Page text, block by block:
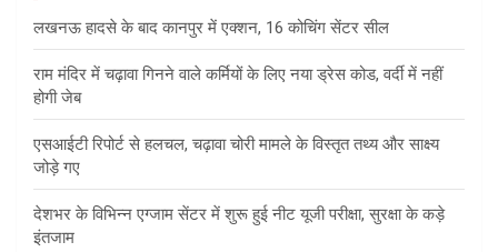
लखनऊ हादसे के बाद कानपुर में एक्शन, 16 कोचिंग सेंटर सील
राम मंदिर में चढ़ावा गिनने वाले कर्मियों के लिए नया ड्रेस कोड, वर्दी में नहीं
होगी जेब
एसआईटी रिपोर्ट से हलचल, चढ़ावा चोरी मामले के विस्तृत तथ्य और साक्ष्य
जोड़े गए
देशभर के विभिन्न एग्जाम सेंटर में शुरू हुई नीट यूजी परीक्षा, सुरक्षा के कड़े
इंतजाम